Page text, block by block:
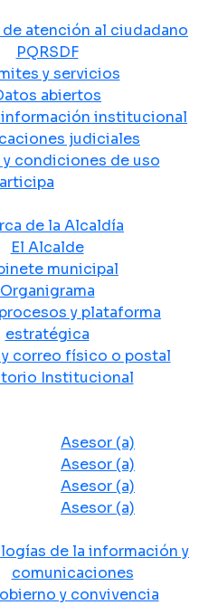
atención al ciudadano
PQRSDF
y servicios
abiertos
información institucional
judiciales
condiciones de uso
de la Alcaldía
El Alcalde
municipal
Organigrama
y plataforma
estratégica
correo físico o postal
Institucional
Asesor (a)
Asesor (a)
Asesor (a)
Asesor (a)
de la información y
comunicaciones
y convivencia